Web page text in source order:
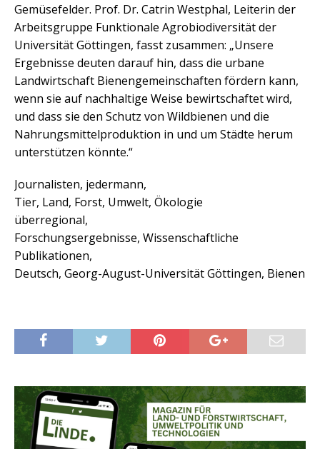
Gemüsefelder. Prof. Dr. Catrin Westphal, Leiterin der
Arbeitsgruppe Funktionale Agrobiodiversität der
Universität Göttingen, fasst zusammen: „Unsere
Ergebnisse deuten darauf hin, dass die urbane
Landwirtschaft Bienengemeinschaften fördern kann,
wenn sie auf nachhaltige Weise bewirtschaftet wird,
und dass sie den Schutz von Wildbienen und die
Nahrungsmittelproduktion in und um Städte herum
unterstützen könnte.“
Journalisten, jedermann,
Tier, Land, Forst, Umwelt, Ökologie
überregional,
Forschungsergebnisse, Wissenschaftliche
Publikationen,
Deutsch, Georg-August-Universität Göttingen, Bienen